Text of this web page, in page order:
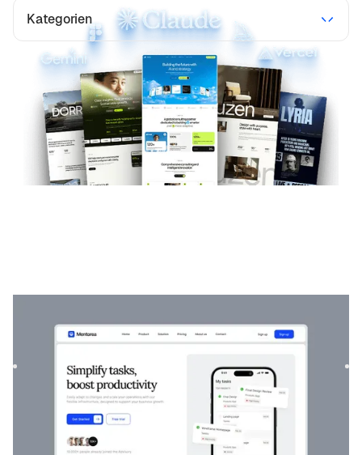
Kategorien
Mentorea ist eine professionelle Finanz- und SaaS-Vorlage.
Es wurde entwickelt, um Einzelpersonen und Unternehmen